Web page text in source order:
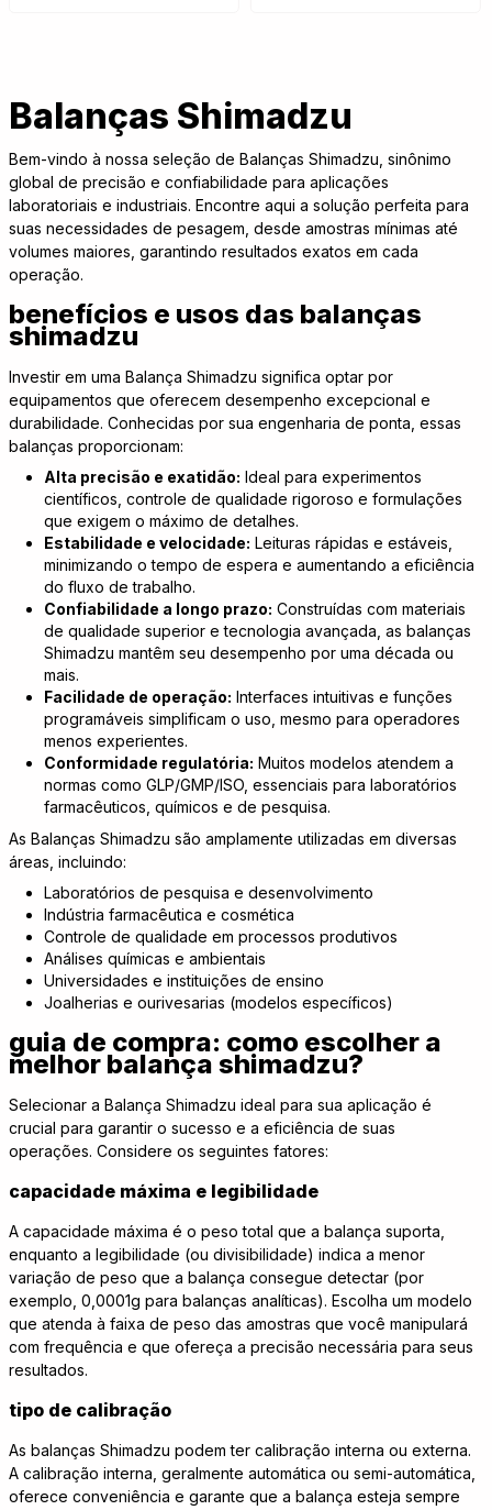
Balanças Shimadzu
Bem-vindo à nossa seleção de Balanças Shimadzu, sinônimo
global de precisão e confiabilidade para aplicações
laboratoriais e industriais. Encontre aqui a solução perfeita para
suas necessidades de pesagem, desde amostras mínimas até
volumes maiores, garantindo resultados exatos em cada
operação.
benefícios e usos das balanças
shimadzu
Investir em uma Balança Shimadzu significa optar por
equipamentos que oferecem desempenho excepcional e
durabilidade. Conhecidas por sua engenharia de ponta, essas
balanças proporcionam:
Alta precisão e exatidão: Ideal para experimentos
científicos, controle de qualidade rigoroso e formulações
que exigem o máximo de detalhes.
Estabilidade e velocidade: Leituras rápidas e estáveis,
minimizando o tempo de espera e aumentando a eficiência
do fluxo de trabalho.
Confiabilidade a longo prazo: Construídas com materiais
de qualidade superior e tecnologia avançada, as balanças
Shimadzu mantêm seu desempenho por uma década ou
mais.
Facilidade de operação: Interfaces intuitivas e funções
programáveis simplificam o uso, mesmo para operadores
menos experientes.
Conformidade regulatória: Muitos modelos atendem a
normas como GLP/GMP/ISO, essenciais para laboratórios
farmacêuticos, químicos e de pesquisa.
As Balanças Shimadzu são amplamente utilizadas em diversas
áreas, incluindo:
Laboratórios de pesquisa e desenvolvimento
Indústria farmacêutica e cosmética
Controle de qualidade em processos produtivos
Análises químicas e ambientais
Universidades e instituições de ensino
Joalherias e ourivesarias (modelos específicos)
guia de compra: como escolher a
melhor balança shimadzu?
Selecionar a Balança Shimadzu ideal para sua aplicação é
crucial para garantir o sucesso e a eficiência de suas
operações. Considere os seguintes fatores:
capacidade máxima e legibilidade
A capacidade máxima é o peso total que a balança suporta,
enquanto a legibilidade (ou divisibilidade) indica a menor
variação de peso que a balança consegue detectar (por
exemplo, 0,0001g para balanças analíticas). Escolha um modelo
que atenda à faixa de peso das amostras que você manipulará
com frequência e que ofereça a precisão necessária para seus
resultados.
tipo de calibração
As balanças Shimadzu podem ter calibração interna ou externa.
A calibração interna, geralmente automática ou semi-automática,
oferece conveniência e garante que a balança esteja sempre